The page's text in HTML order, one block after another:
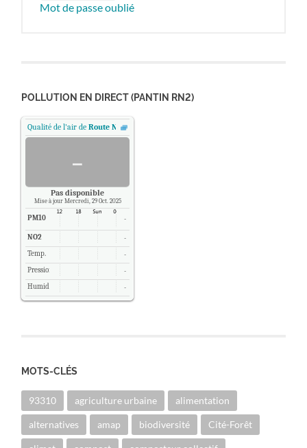
Mot de passe oublié
POLLUTION EN DIRECT (PANTIN RN2)
Qualité de l'air deRoute Nationale 2 - Pantin, Paris
-
Pas disponible
Mise à jour Mercredi, 29 Oct. 2025
PM10 -
NO2 -
Temp. -
Pression -
Humidité -
MOTS-CLÉS
93310 agriculture urbaine alimentation
alternatives amap biodiversité Cité-Forêt